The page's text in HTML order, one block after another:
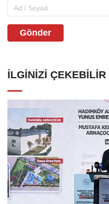
Gönder
İLGINIZI ÇEKEBILIR